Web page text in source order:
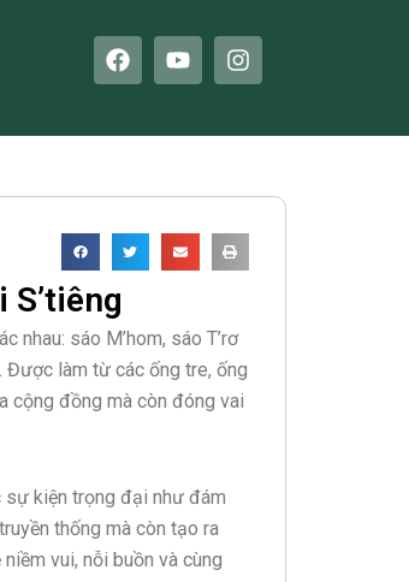
F
a
b
o
Y
o
u
e
I
n
a
r
m
nhau: sáo M’hom, sáo T’rơ
Được làm từ các ống tre, ống
cộng đồng mà còn đóng vai
sự kiện trọng đại như đám
thống mà còn tạo ra
vui, nỗi buồn và cùng